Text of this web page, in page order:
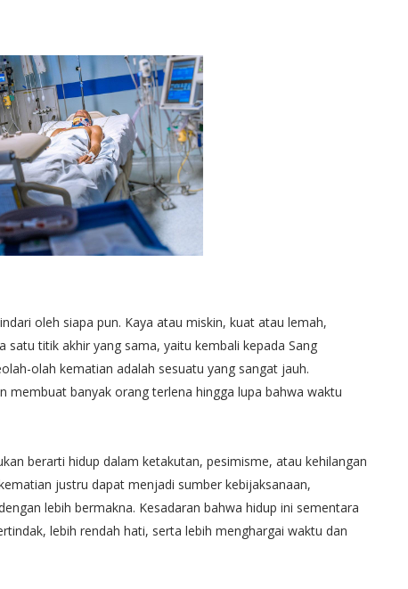
oleh siapa pun. Kaya atau miskin, kuat atau lemah,
titik akhir yang sama, yaitu kembali kepada Sang
olah kematian adalah sesuatu yang sangat jauh.
membuat banyak orang terlena hingga lupa bahwa waktu
berarti hidup dalam ketakutan, pesimisme, atau kehilangan
justru dapat menjadi sumber kebijaksanaan,
lebih bermakna. Kesadaran bahwa hidup ini sementara
lebih rendah hati, serta lebih menghargai waktu dan